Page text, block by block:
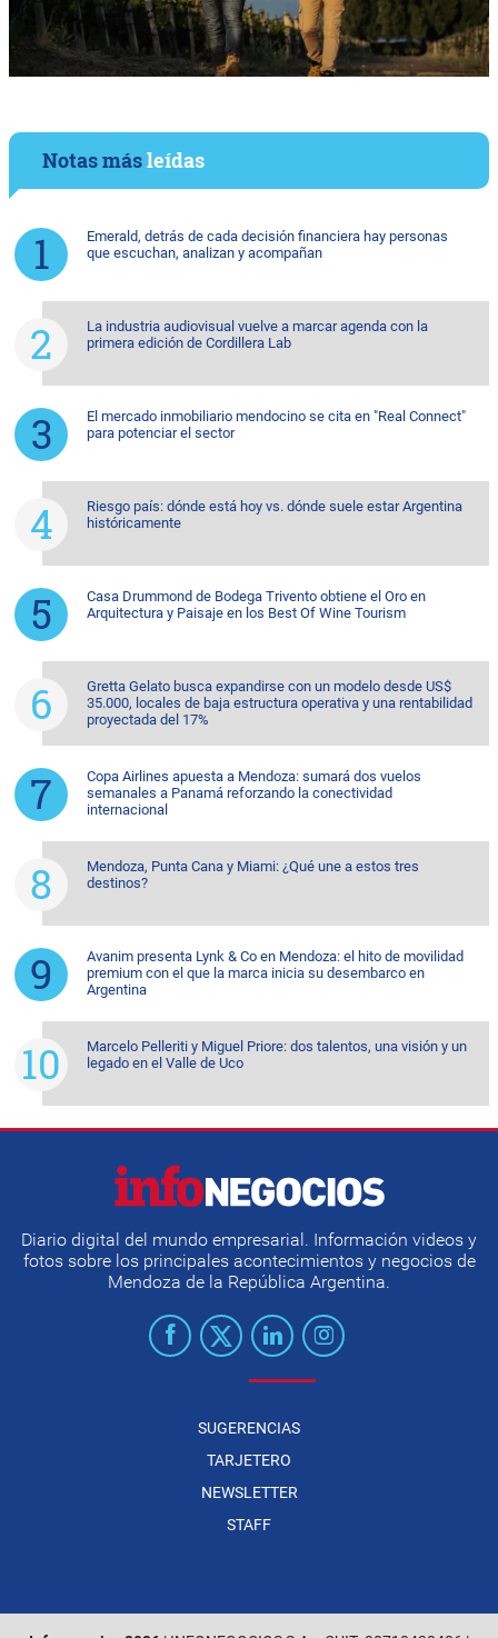
Notas másleídas
Emerald, detrás de cada decisión financiera hay personas
que escuchan, analizan y acompañan
La industria audiovisual vuelve a marcar agenda con la
primera edición de Cordillera Lab
El mercado inmobiliario mendocino se cita en "Real Connect"
para potenciar el sector
Riesgo país: dónde está hoy vs. dónde suele estar Argentina
históricamente
Casa Drummond de Bodega Trivento obtiene el Oro en
Arquitectura y Paisaje en los Best Of Wine Tourism
Gretta Gelato busca expandirse con un modelo desde US$
35.000, locales de baja estructura operativa y una rentabilidad
proyectada del 17%
Copa Airlines apuesta a Mendoza: sumará dos vuelos
semanales a Panamá reforzando la conectividad
internacional
Mendoza, Punta Cana y Miami: ¿Qué une a estos tres
destinos?
Avanim presenta Lynk & Co en Mendoza: el hito de movilidad
premium con el que la marca inicia su desembarco en
Argentina
Marcelo Pelleriti y Miguel Priore: dos talentos, una visión y un
legado en el Valle de Uco
Diario digital del mundo empresarial. Información videos y
fotos sobre los principales acontecimientos y negocios de
Mendoza de la República Argentina.
SUGERENCIAS
TARJETERO
NEWSLETTER
STAFF